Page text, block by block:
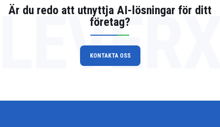
Är du redo att utnyttja AI-lösningar för ditt
företag?
KONTAKTA OSS